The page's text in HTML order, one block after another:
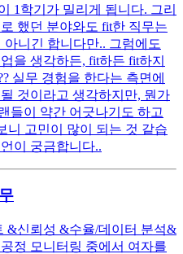
1학기가 밀리게 됩니다. 그리
했던 분야와도 fit한 직무는
니긴 합니다만.. 그럼에도
을 생각하든, fit하든 fit하지
실무 경험을 한다는 측면에
것이라고 생각하지만, 뭔가
들이 약간 어긋나기도 하고
니 고민이 많이 되는 것 같습
이 궁금합니다..
&신뢰성 &수율/데이터 분석&
정 모니터링 중에서 여자를